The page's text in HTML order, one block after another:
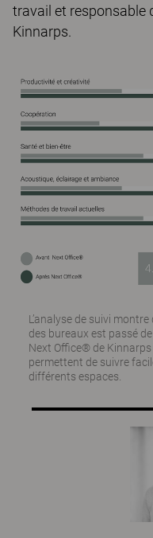
travail et responsable
Kinnarps.
L’analyse de suivi
des bureaux est passé de
Next Office® de
permettent de suivre
différents espaces.